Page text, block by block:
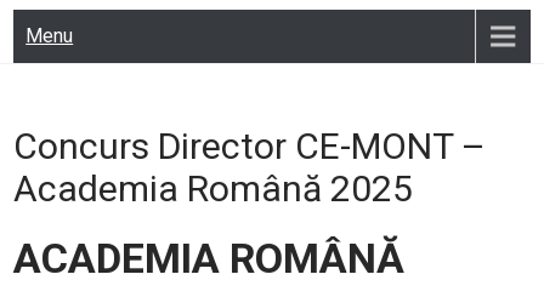
Menu
Concurs Director CE-MONT –
Academia Română 2025
ACADEMIA ROMÂNĂ